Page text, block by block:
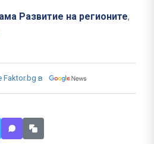
Развитие на регионите,
Faktor.bg в